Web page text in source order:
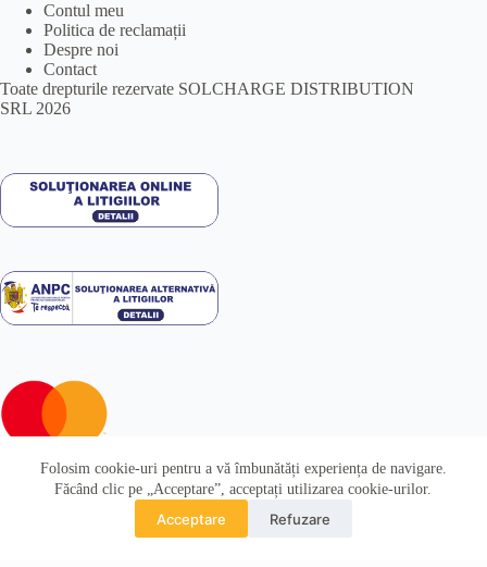
În perioada 07-16 august 2026 nu se vor prelua comenzi. Comenzile
Folosim cookie-uri pentru a vă îmbunătăți experiența de navigare.
Făcând clic pe „Acceptare”, acceptați utilizarea cookie-urilor.
Acceptare Refuzare
Contul meu
Politica de reclamații
Despre noi
Contact
Toate drepturile rezervate SOLCHARGE DISTRIBUTION
SRL 2026